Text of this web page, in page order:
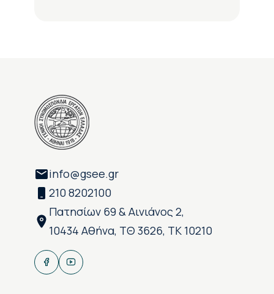
info@gsee.gr
210 8202100
Πατησίων 69 & Αινιάνος 2,
10434 Αθήνα, ΤΘ 3626, ΤΚ 10210